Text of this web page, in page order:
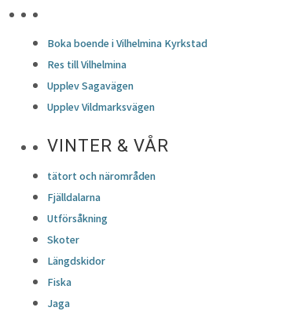
Boka boende i Vilhelmina Kyrkstad
Res till Vilhelmina
Upplev Sagavägen
Upplev Vildmarksvägen
VINTER & VÅR
tätort och närområden
Fjälldalarna
Utförsåkning
Skoter
Längdskidor
Fiska
Jaga